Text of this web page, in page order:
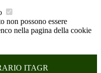
non possono essere
nella pagina della cookie
ITAGR